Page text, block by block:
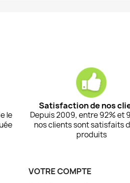
le
Satisfaction de nos
Depuis 2009, entre 92% et
nos clients sont satisfaits
produits
VOTRE COMPTE